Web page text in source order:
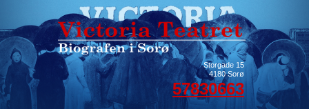
Storgade 15
4180 Sorø
57830663